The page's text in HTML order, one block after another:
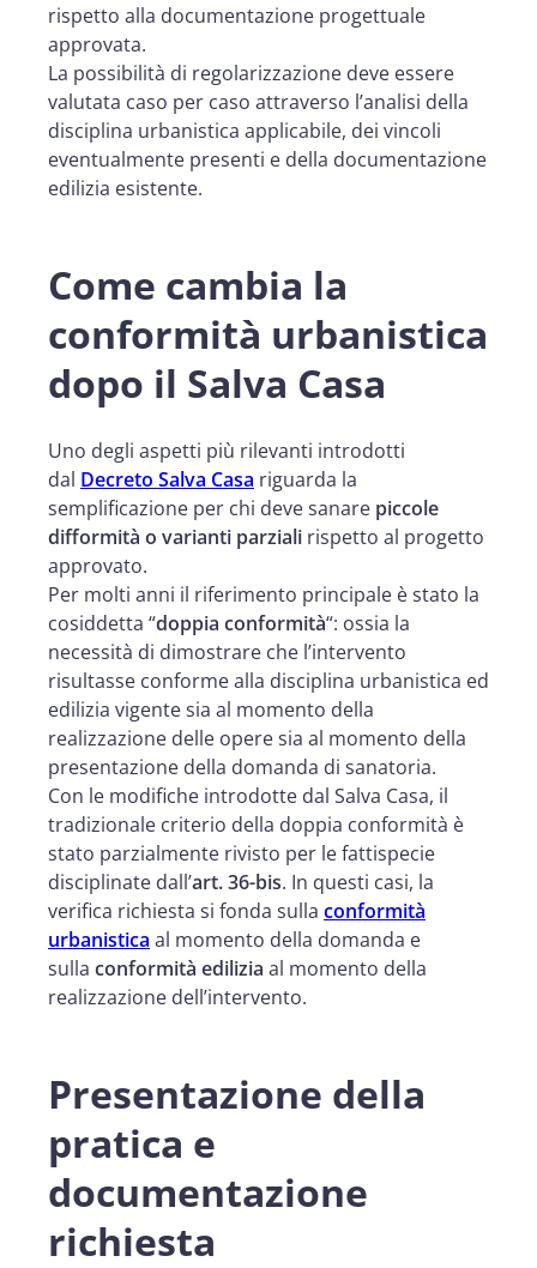
rispetto alla documentazione progettuale
approvata.
La possibilità di regolarizzazione deve essere
valutata caso per caso attraverso l’analisi della
disciplina urbanistica applicabile, dei vincoli
eventualmente presenti e della documentazione
edilizia esistente.
Come cambia la
conformità urbanistica
dopo il Salva Casa
Uno degli aspetti più rilevanti introdotti
dal Decreto Salva Casa riguarda la
semplificazione per chi deve sanare piccole
difformità o varianti parziali rispetto al progetto
approvato.
Per molti anni il riferimento principale è stato la
cosiddetta “doppia conformità“: ossia la
necessità di dimostrare che l’intervento
risultasse conforme alla disciplina urbanistica ed
edilizia vigente sia al momento della
realizzazione delle opere sia al momento della
presentazione della domanda di sanatoria.
Con le modifiche introdotte dal Salva Casa, il
tradizionale criterio della doppia conformità è
stato parzialmente rivisto per le fattispecie
disciplinate dall’art. 36-bis. In questi casi, la
verifica richiesta si fonda sulla conformità
urbanistica al momento della domanda e
sulla conformità edilizia al momento della
realizzazione dell’intervento.
Presentazione della
pratica e
documentazione
richiesta